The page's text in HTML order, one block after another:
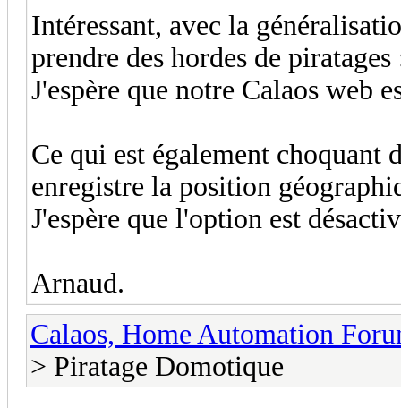
Intéressant, avec la
prendre des hordes de
J'espère que notre Calaos web
Ce qui est également choquant
enregistre la position
J'espère que l'option est
Arnaud.
Calaos, Home Automation
> Piratage Domotique